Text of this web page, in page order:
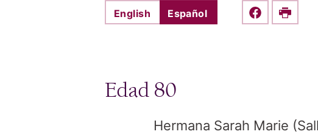
English Español Share this on
Print
Edad 80
Hermana Sarah Marie